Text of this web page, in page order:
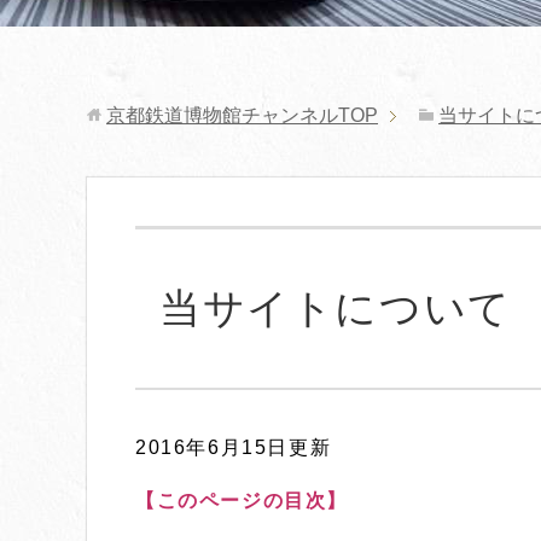
京都鉄道博物館チャンネルTOP 当サイトに
当サイトについて
2016年6月15日更新
【このページの目次】